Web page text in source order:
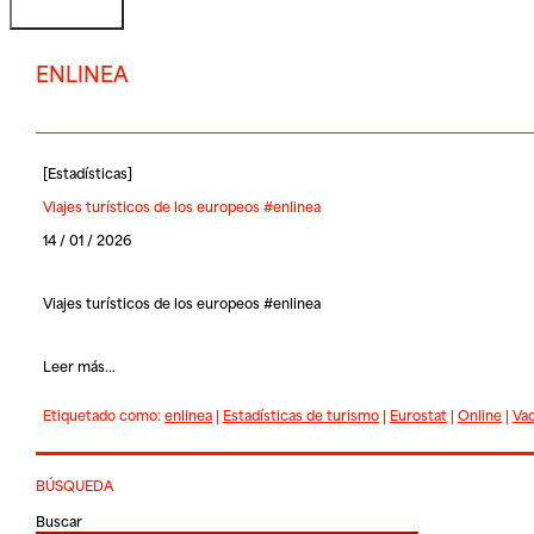
ENLINEA
[Estadísticas]
Viajes turísticos de los europeos #enlinea
14 / 01 / 2026
Viajes turísticos de los europeos #enlinea
Leer más...
Etiquetado como:enlinea| Estadísticas de turismo| Eurostat| Online|
BÚSQUEDA
Buscar